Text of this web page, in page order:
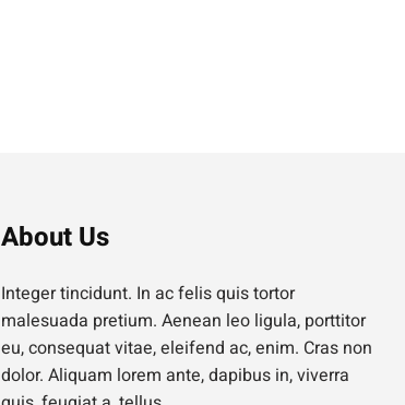
About Us
Integer tincidunt. In ac felis quis tortor
malesuada pretium. Aenean leo ligula, porttitor
eu, consequat vitae, eleifend ac, enim. Cras non
dolor. Aliquam lorem ante, dapibus in, viverra